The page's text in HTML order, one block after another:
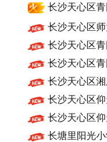
长沙天心区
长沙天心区
长沙天心区
长沙天心区
长沙天心区
长沙天心区
长沙天心区
长塘里阳光